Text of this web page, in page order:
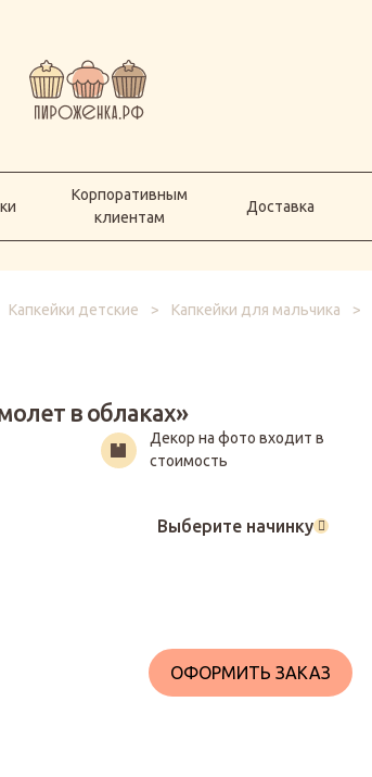
Корпоративным
клиентам
Доставка
Капкейки детские > Капкейки для мальчика >
в облаках»
Декор на фото входит в
стоимость
Выберите начинку
ОФОРМИТЬ ЗАКАЗ